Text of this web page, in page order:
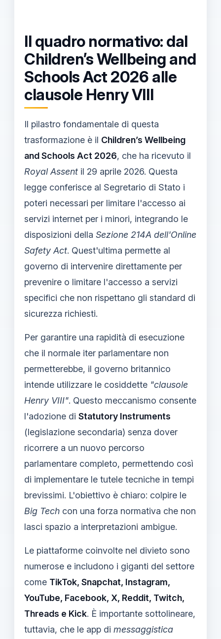
Il quadro normativo: dal
Children’s Wellbeing and
Schools Act 2026 alle
clausole Henry VIII
Il pilastro fondamentale di questa
trasformazione è il Children’s Wellbeing
and Schools Act 2026, che ha ricevuto il
Royal Assent il 29 aprile 2026. Questa
legge conferisce al Segretario di Stato i
poteri necessari per limitare l'accesso ai
servizi internet per i minori, integrando le
disposizioni della Sezione 214A dell'Online
Safety Act. Quest'ultima permette al
governo di intervenire direttamente per
prevenire o limitare l'accesso a servizi
specifici che non rispettano gli standard di
sicurezza richiesti.
Per garantire una rapidità di esecuzione
che il normale iter parlamentare non
permetterebbe, il governo britannico
intende utilizzare le cosiddette "clausole
Henry VIII". Questo meccanismo consente
l'adozione di Statutory Instruments
(legislazione secondaria) senza dover
ricorrere a un nuovo percorso
parlamentare completo, permettendo così
di implementare le tutele tecniche in tempi
brevissimi. L'obiettivo è chiaro: colpire le
Big Tech con una forza normativa che non
lasci spazio a interpretazioni ambigue.
Le piattaforme coinvolte nel divieto sono
numerose e includono i giganti del settore
come TikTok, Snapchat, Instagram,
YouTube, Facebook, X, Reddit, Twitch,
Threads e Kick. È importante sottolineare,
tuttavia, che le app di messaggistica